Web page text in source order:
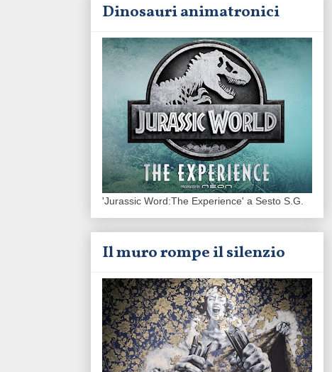
Dinosauri animatronici
'Jurassic Word:The Experience' a Sesto S.G.
Il muro rompe il silenzio